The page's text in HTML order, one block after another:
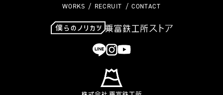
WORKS
RECRUIT CONTACT